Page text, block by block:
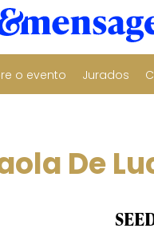
o evento Jurados
De